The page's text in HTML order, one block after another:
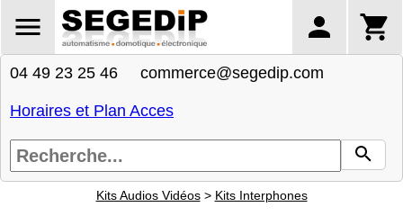
04 49 23 25 46 commerce@segedip.com
Horaires et Plan Acces
Kits Audios Vidéos> Kits Interphones